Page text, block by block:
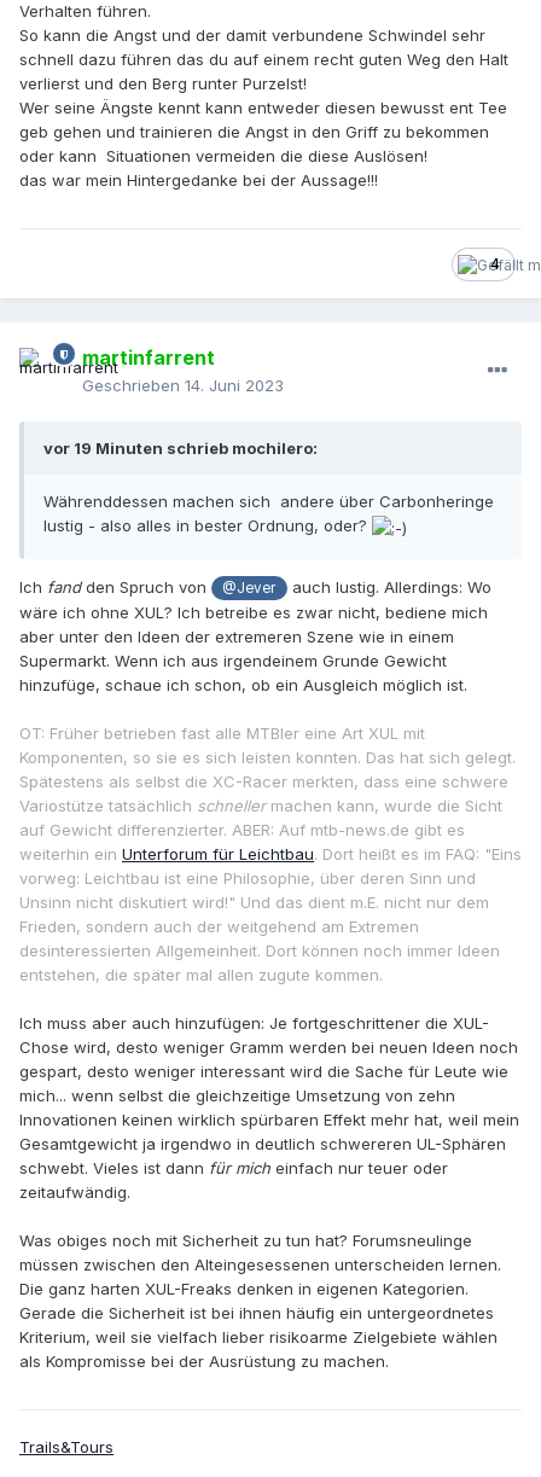
Verhalten führen.
So kann die Angst und der damit verbundene Schwindel sehr
schnell dazu führen das du auf einem recht guten Weg den Halt
verlierst und den Berg runter Purzelst!
Wer seine Ängste kennt kann entweder diesen bewusst ent Tee
geb gehen und trainieren die Angst in den Griff zu bekommen
oder kann Situationen vermeiden die diese Auslösen!
das war mein Hintergedanke bei der Aussage!!!
4
martinfarrent
Geschrieben 14. Juni 2023
vor 19 Minuten schrieb mochilero:
Währenddessen machen sich andere über Carbonheringe
lustig - also alles in bester Ordnung, oder?
Ich fandden Spruch von @Jever
auch lustig. Allerdings: Wo
wäre ich ohne XUL? Ich betreibe es zwar nicht, bediene mich
aber unter den Ideen der extremeren Szene wie in einem
Supermarkt. Wenn ich aus irgendeinem Grunde Gewicht
hinzufüge, schaue ich schon, ob ein Ausgleich möglich ist.
OT: Früher betrieben fast alle MTBler eine Art XUL mit
Komponenten, so sie es sich leisten konnten. Das hat sich gelegt.
Spätestens als selbst die XC-Racer merkten, dass eine schwere
Variostütze tatsächlich schnellermachen kann, wurde die Sicht
auf Gewicht differenzierter. ABER: Auf mtb-news.de gibt es
weiterhin ein Unterforum für Leichtbau. Dort heißt es im FAQ: "Eins
vorweg: Leichtbau ist eine Philosophie, über deren Sinn und
Unsinn nicht diskutiert wird!" Und das dient m.E. nicht nur dem
Frieden, sondern auch der weitgehend am Extremen
desinteressierten Allgemeinheit. Dort können noch immer Ideen
entstehen, die später mal allen zugute kommen.
Ich muss aber auch hinzufügen: Je fortgeschrittener die XUL-
Chose wird, desto weniger Gramm werden bei neuen Ideen noch
gespart, desto weniger interessant wird die Sache für Leute wie
mich... wenn selbst die gleichzeitige Umsetzung von zehn
Innovationen keinen wirklich spürbaren Effekt mehr hat, weil mein
Gesamtgewicht ja irgendwo in deutlich schwereren UL-Sphären
schwebt. Vieles ist dann für mich einfach nur teuer oder
zeitaufwändig.
Was obiges noch mit Sicherheit zu tun hat? Forumsneulinge
müssen zwischen den Alteingesessenen unterscheiden lernen.
Die ganz harten XUL-Freaks denken in eigenen Kategorien.
Gerade die Sicherheit ist bei ihnen häufig ein untergeordnetes
Kriterium, weil sie vielfach lieber risikoarme Zielgebiete wählen
als Kompromisse bei der Ausrüstung zu machen.
Trails&Tours